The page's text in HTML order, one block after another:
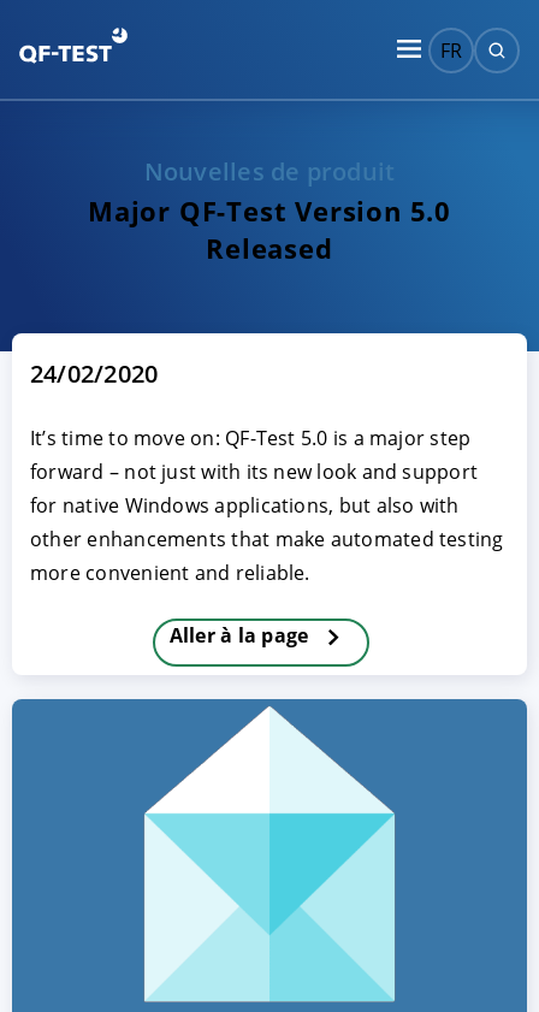
FR
Nouvelles de produit
Major QF-Test Version 5.0
Released
24/02/2020
It’s time to move on: QF-Test 5.0 is a major step
forward – not just with its new look and support
for native Windows applications, but also with
other enhancements that make automated testing
more convenient and reliable.
Aller à la page
ACCEPTER
|Protection des données